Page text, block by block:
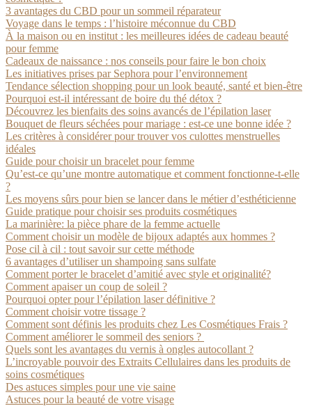
3 avantages du CBD pour un sommeil réparateur
Voyage dans le temps : l’histoire méconnue du CBD
À la maison ou en institut : les meilleures idées de cadeau beauté
pour femme
Cadeaux de naissance : nos conseils pour faire le bon choix
Les initiatives prises par Sephora pour l’environnement
Tendance sélection shopping pour un look beauté, santé et bien-être
Pourquoi est-il intéressant de boire du thé détox ?
Découvrez les bienfaits des soins avancés de l’épilation laser
Bouquet de fleurs séchées pour mariage : est-ce une bonne idée ?
Les critères à considérer pour trouver vos culottes menstruelles
idéales
Guide pour choisir un bracelet pour femme
Qu’est-ce qu’une montre automatique et comment fonctionne-t-elle
?
Les moyens sûrs pour bien se lancer dans le métier d’esthéticienne
Guide pratique pour choisir ses produits cosmétiques
La marinière: la pièce phare de la femme actuelle
Comment choisir un modèle de bijoux adaptés aux hommes ?
Pose cil à cil : tout savoir sur cette méthode
6 avantages d’utiliser un shampoing sans sulfate
Comment porter le bracelet d’amitié avec style et originalité?
Comment apaiser un coup de soleil ?
Pourquoi opter pour l’épilation laser définitive ?
Comment choisir votre tissage ?
Comment sont définis les produits chez Les Cosmétiques Frais ?
Comment améliorer le sommeil des seniors ?
Quels sont les avantages du vernis à ongles autocollant ?
L’incroyable pouvoir des Extraits Cellulaires dans les produits de
soins cosmétiques
Des astuces simples pour une vie saine
Astuces pour la beauté de votre visage